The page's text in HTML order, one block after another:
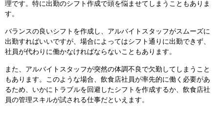
理です。特に出勤のシフト作成で頭を悩ませてしまうこともありま
す。
バランスの良いシフトを作成し、アルバイトスタッフがスムーズに
出勤すればいいですが、場合によってはシフト通りに出勤できず、
社員が代わりに働かなければならないこともあります。
また、アルバイトスタッフが突然の体調不良で欠勤してしまうこと
もあります。このような場合、飲食店社員が率先的に働く必要があ
るため、いかにトラブルを回避したシフトを作成するか、飲食店社
員の管理スキルが試される仕事だといえます。